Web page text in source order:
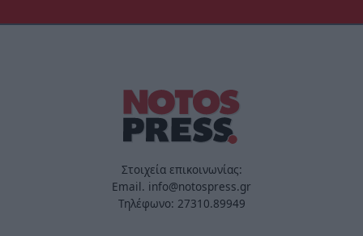
Στοιχεία επικοινωνίας:
Email. info@notospress.gr
Τηλέφωνο: 27310.89949